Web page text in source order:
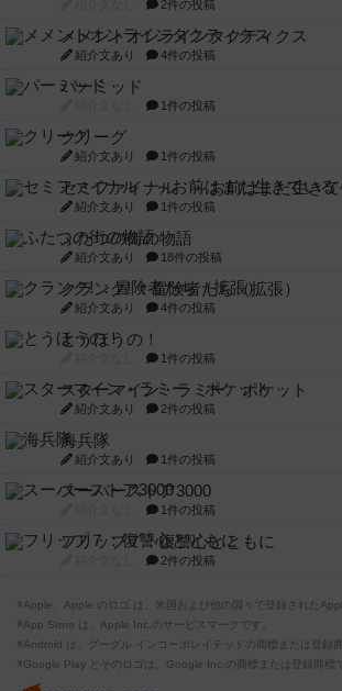
2件の投稿
メメントオンラインタクティクス
紹介文あり 4件の投稿
パーミッド
1件の投稿
クリーグ
紹介文あり 1件の投稿
セミファイナル ～お前はまだ生きて
紹介文あり 1件の投稿
ふたつの街の物語
紹介文あり 18件の投稿
クランク! ：冒険者たち（拡張）
紹介文あり 4件の投稿
とうほうの！
1件の投稿
スターマイン・ラミー ポケット
紹介文あり 2件の投稿
海兵隊
紹介文あり 1件の投稿
スーパーストア3000
1件の投稿
フリップ７：復讐心とともに
2件の投稿
※Apple、Apple のロゴ は、米国および他の国々で登録された
※App Store は、Apple Inc.のサービスマークです。
※Android は、グーグル インコーポレイテッドの商標または登録商
※Google Play とそのロゴは、Google Inc.の商標または登録商標